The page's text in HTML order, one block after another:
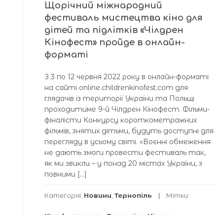
Щорічний міжнародний
фестиваль мистецтва кіно для
дітей та підлітків «Чілдрен
Кінофест» пройде в онлайн-
форматі
З 3 по 12 червня 2022 року в онлайн-форматі
на сайті online.childrenkinofest.com для
глядачів із території України та Польщі
проходитиме 9-й Чілдрен Кінофест. Фільми-
фіналісти Конкурсу короткометражних
фільмів, знятих дітьми, будуть доступні для
перегляду в усьому світі. «Воєнні обмеження
не дають змоги провести фестиваль так,
як ми звикли – у понад 20 містах України, з
повними […]
Категорія: Новини, Тернопіль Мітки: